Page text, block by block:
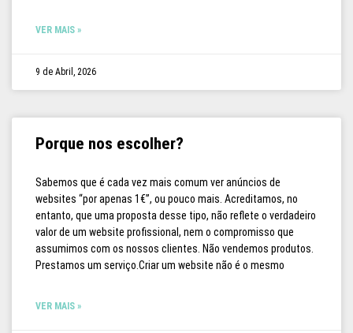
VER MAIS »
9 de Abril, 2026
Porque nos escolher?
Sabemos que é cada vez mais comum ver anúncios de
websites “por apenas 1€”, ou pouco mais. Acreditamos, no
entanto, que uma proposta desse tipo, não reflete o verdadeiro
valor de um website profissional, nem o compromisso que
assumimos com os nossos clientes. Não vendemos produtos.
Prestamos um serviço.Criar um website não é o mesmo
VER MAIS »